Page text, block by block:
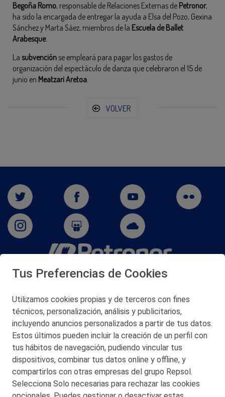
Begoña Romo, responsable de Relaciones Externas de Petronor,
ha sido la encargada de entregar la ayuda a Elsa del Pozo, Gexina
Sánchez y Marta Sáez, miembros de la Escuela de Ballet
Arabesque.
La subvención se empleará para pagar los gastos de
organización del espectáculo de danza que celebraron el 15 de
junio en Meatzari Aretoa.
VOLVER
San Martín 5-Edificio Muñatones,
© 2026 Petronor S.A.
CONTACTO
MAPA WEB
Tus Preferencias de Cookies
Utilizamos cookies propias y de terceros con fines
técnicos, personalización, análisis y publicitarios,
incluyendo anuncios personalizados a partir de tus datos.
Estos últimos pueden incluir la creación de un perfil con
tus hábitos de navegación, pudiendo vincular tus
dispositivos, combinar tus datos online y offline, y
compartirlos con otras empresas del grupo Repsol.
Selecciona Solo necesarias para rechazar las cookies